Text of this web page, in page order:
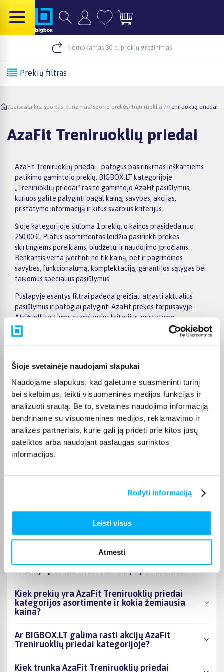
Šioje svetainėje naudojami slapukai
Naudojame slapukus, kad galėtume suasmeninti turinį
bei skelbimus, teikti visuomeninės medijos funkcijas ir
analizuoti srautą. Be to, svetainės naudojimo informaciją
bendriname su visuomeninės medijos, reklamavimo ir
analizės partneriais, kurie gali ją pridėti prie kitos jūsų
pateiktos arba naudojant paslaugas surinktos
informacijos.
Rodyti informaciją
Leisti visus
Atmesti
Nemokamas 30 d. prekių grąžinimas
Prekių filtras
/Laisvalaikis, sportas, turizmas/Sporto prekės/Treniruokliai/Treniruoklių priedai
AzaFit Treniruoklių priedai
AzaFit Treniruoklių priedai - patogus pasirinkimas ieškantiems
patikimo gamintojo prekių. BIGBOX.LT kategorijoje
„Treniruoklių priedai“ rasite gamintojo AzaFit pasiūlymus,
kuriuos galite palyginti pagal kainą, savybes, akcijas,
pristatymo informaciją ir kitus svarbius kriterijus.
Šioje kategorijoje siūloma 1 prekių, o kainos prasideda nuo
250,00 €. Platus asortimentas leidžia pasirinkti prekes
skirtingiems poreikiams, biudžetui ir naudojimo įpročiams.
Renkantis verta įvertinti ne tik kainą, bet ir pagrindines
savybes, funkcionalumą, komplektaciją, garantijos sąlygas bei
taikomus specialius pasiūlymus.
Puslapyje esantys filtrai padeda greičiau atrasti aktualius
pasiūlymus ir patogiai palyginti AzaFit prekes tarpusavyje.
Atsižvelkite į jums svarbiausius kriterijus, pristatymo
informaciją ir prekės aprašymą, kad galėtumėte priimti patogų
ir apgalvotą sprendimą.
variantą internetu.
Pirkėjų atsiliepimai apie prekes
Vygantas G.
DUK
esantys produktai šiuo metu populiariausi?
Kiek prekių yra AzaFit Treniruoklių priedai
kategorijos asortimente ir kokia žemiausia
kaina?
Ar BIGBOX.LT galima rasti akcijų AzaFit
Treniruoklių priedai kategorijoje?
Kiek trunka AzaFit Treniruoklių priedai